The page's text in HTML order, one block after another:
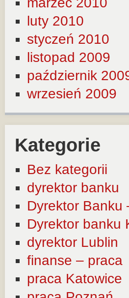
luty 2010
styczeń 2010
listopad 2009
październik
wrzesień 2009
Kategorie
Bez kategorii
dyrektor banku
Dyrektor Banku
Dyrektor banku
dyrektor Lublin
finanse – praca
praca Katowice